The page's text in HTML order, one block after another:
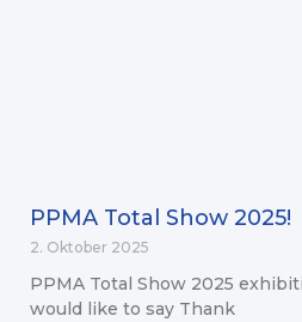
PPMA Total Show 2025!
2. Oktober 2025
PPMA Total Show 2025
would like to say Thank